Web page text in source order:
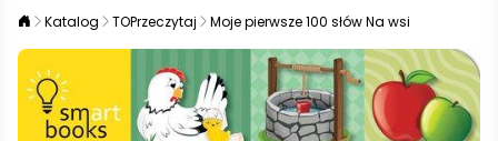
Katalog TOPrzeczytaj Moje pierwsze 100 słów Na wsi